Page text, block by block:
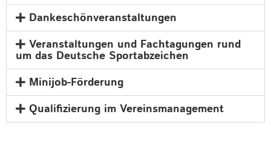
Dankeschönveranstaltungen
Veranstaltungen und Fachtagungen rund
um das Deutsche Sportabzeichen
Minijob-Förderung
Qualifizierung im Vereinsmanagement